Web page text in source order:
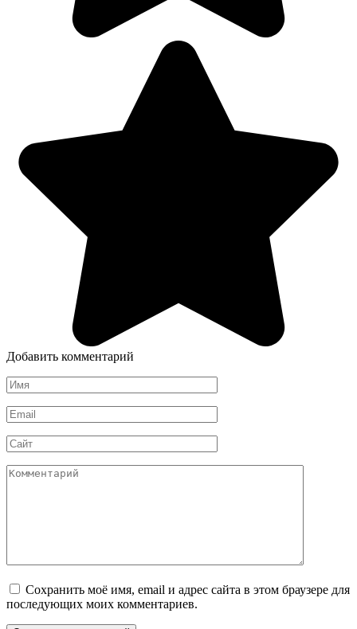
Добавить комментарий
Имя
*
Email
*
Сайт
Комментарий
Сохранить моё имя, email и адрес сайта в этом браузере для
последующих моих комментариев.